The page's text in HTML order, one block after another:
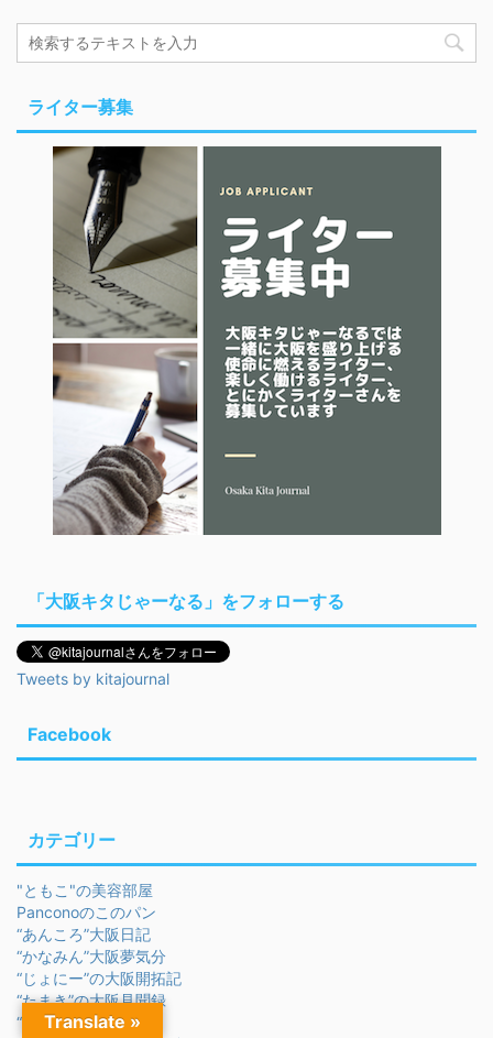
ライター募集
「大阪キタじゃーなる」をフォローする
Tweets by kitajournal
Facebook
カテゴリー
"ともこ"の美容部屋
Panconoのこのパン
“あんころ”大阪日記
“かなみん”大阪夢気分
“じょにー”の大阪開拓記
“たまき”の大阪見聞録
“ゆば”ワールド日記
Translate »